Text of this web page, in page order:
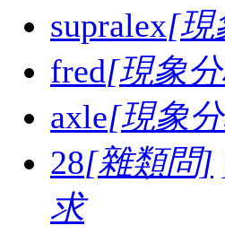
supralex[現
fred[現象
axle[現象
28[雜類問]
求